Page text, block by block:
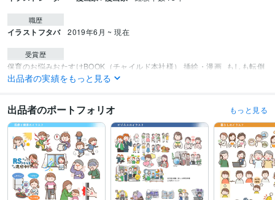
職歴
イラストフタバ 2019年6月 ~ 現在
受賞歴
保育のお悩みおたすけBOOK（チャイルド本社様） 挿絵・漫画
もしも転倒
のない世界があったら(Gakken様)　挿絵・漫画
管理栄養士 取得年 : 2012年
保育士 取得年 : 2018年
ビジネス・クリエイティブツール
Adobe Photoshop:1年 Adobe Illustrator:1年Canva:1年
CLIP STUDIO PAINT:7年
得意分野
出品者の実績をもっと見る
出品者のポートフォリオ もっと見る